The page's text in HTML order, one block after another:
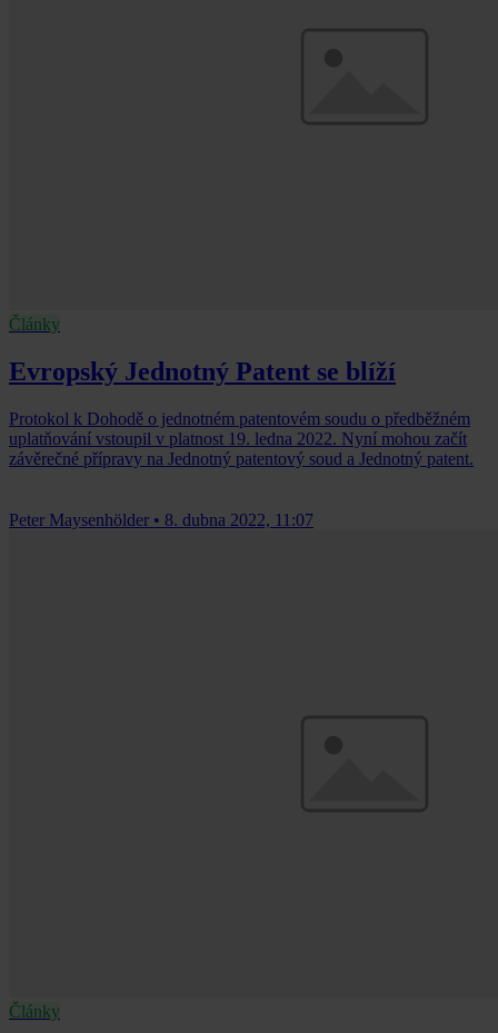
Články
Evropský Jednotný Patent se blíží
Protokol k Dohodě o jednotném patentovém soudu o předběžném
uplatňování vstoupil v platnost 19. ledna 2022. Nyní mohou začít
závěrečné přípravy na Jednotný patentový soud a Jednotný patent.
Peter Maysenhölder • 8. dubna 2022, 11:07
Články